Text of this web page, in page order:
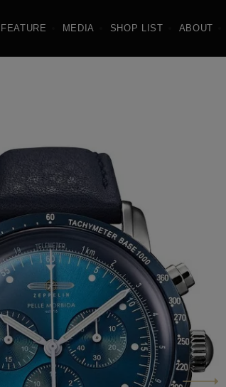
Friedrichshafen
FEATURE MEDIA SHOP LIST ABOUT